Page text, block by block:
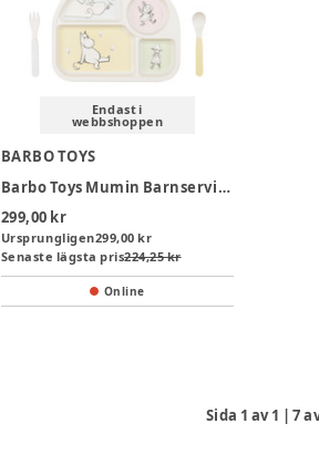
Endast i
webbshoppen
BARBO TOYS
Barbo Toys Mumin Barnservis Set - 4 delar
299,00 kr
Ursprungligen299,00 kr
Senaste lägsta pris224,25 kr
Online
Sida 1 av1 |7